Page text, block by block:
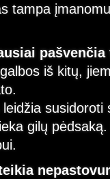
tampa
iš kitų,
susidoroti
gilų